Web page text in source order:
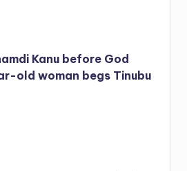
Kanu before God
old woman begs Tinubu